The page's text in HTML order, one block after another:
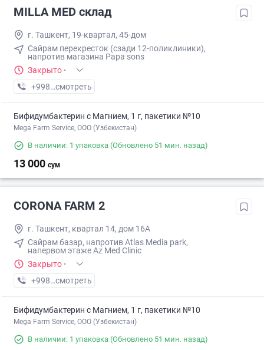
MILLA MED склад
г. Ташкент, 19-квартал, 45-дом
Сайрам перекресток (сзади 12-поликлиники),
напротив магазина Papa sons
Закрыто ·
+998 (95) XXX-XX-XX
смотреть
Бифидумбактерин с Магнием, 1 г, пакетики №10
Mega Farm Service, ООО (Узбекистан)
В наличии: 1 упаковка (Обновлено 51 мин. назад)
13 000 сум
CORONA FARM 2
г. Ташкент, квартал 14, дом 16А
Сайрам базар, напротив Atlas Media park,
напервом этаже Az Med Clinic
Закрыто ·
+998 (99) XXX-XX-XX
смотреть
Бифидумбактерин с Магнием, 1 г, пакетики №10
Mega Farm Service, ООО (Узбекистан)
В наличии: 1 упаковка (Обновлено 51 мин. назад)